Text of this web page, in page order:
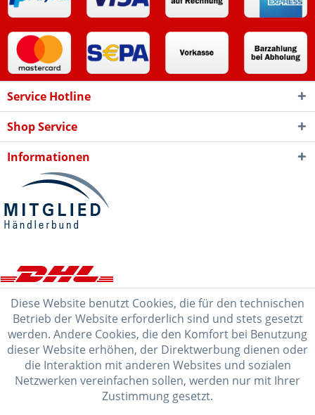
Service Hotline
Shop Service
Informationen
Diese Website benutzt Cookies, die für den technischen
Betrieb der Website erforderlich sind und stets gesetzt
werden. Andere Cookies, die den Komfort bei Benutzung
dieser Website erhöhen, der Direktwerbung dienen oder
die Interaktion mit anderen Websites und sozialen
Netzwerken vereinfachen sollen, werden nur mit Ihrer
Zustimmung gesetzt.